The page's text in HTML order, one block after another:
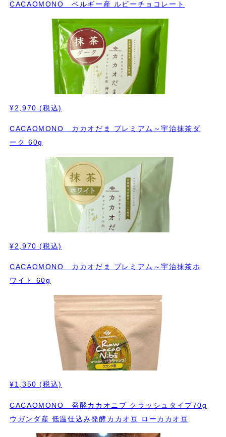
CACAOMONO ベルギー産 ルビーチョコレート
¥2,970 (税込)
CACAOMONO カカオだま プレミアム～宇治抹茶ダ
ーク 60g
¥2,970 (税込)
CACAOMONO カカオだま プレミアム～宇治抹茶ホ
ワイト 60g
¥1,350 (税込)
CACAOMONO 発酵カカオニブ クラッシュタイプ70g
ウガンダ産 低温仕込み発酵カカオ豆 ローカカオ豆